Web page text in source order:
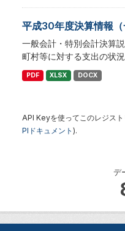
デ
平成30年度決算情報（
一般会計・特別会計決算
町村等に対する支出の状況
PDF XLSX DOCX
API Keyを使ってこのレジス
PIドキュメント ).